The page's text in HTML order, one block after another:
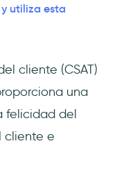
cliente
en el
y utiliza esta
cliente (CSAT)
una
felicidad del
cliente e